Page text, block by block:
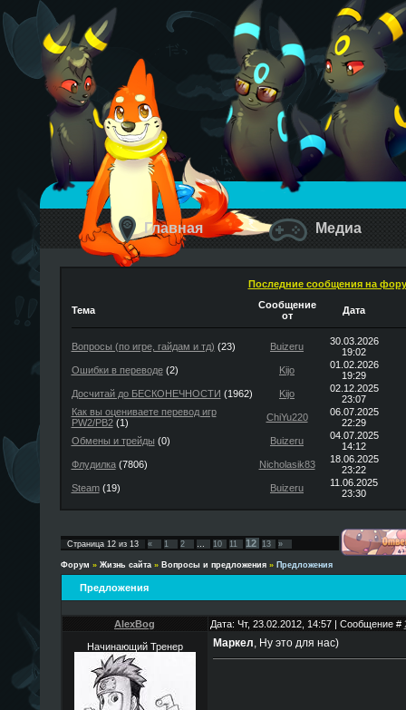
Главная Медиа
Последние сообщения на
Тема
Сообщение
от
Дата
Вопросы (по игре, гайдам и тд) (23) Buizeru
30.03.2026
19:02
Ошибки в переводе(2) Kijo
01.02.2026
19:29
Досчитай до БЕСКОНЕЧНОСТИ (1962) Kijo
02.12.2025
23:07
Как вы оцениваете перевод игр
PW2/PB2(1) ChiYu220
06.07.2025
22:29
Обмены и трейды (0) Buizeru
04.07.2025
14:12
Флудилка(7806) Nicholasik83
18.06.2025
23:22
Steam(19) Buizeru
11.06.2025
23:30
Страница 12из 13 « 1 2 … 10 11 12 13 »
Форум » Жизнь сайта » Вопросы и предложения » Предложения
Предложения
AlexBog Дата: Чт, 23.02.2012, 14:57 | Сообщение #
Начинающий Тренер Маркел, Ну это для нас)